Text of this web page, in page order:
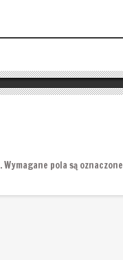
Wymagane pola są oznaczone